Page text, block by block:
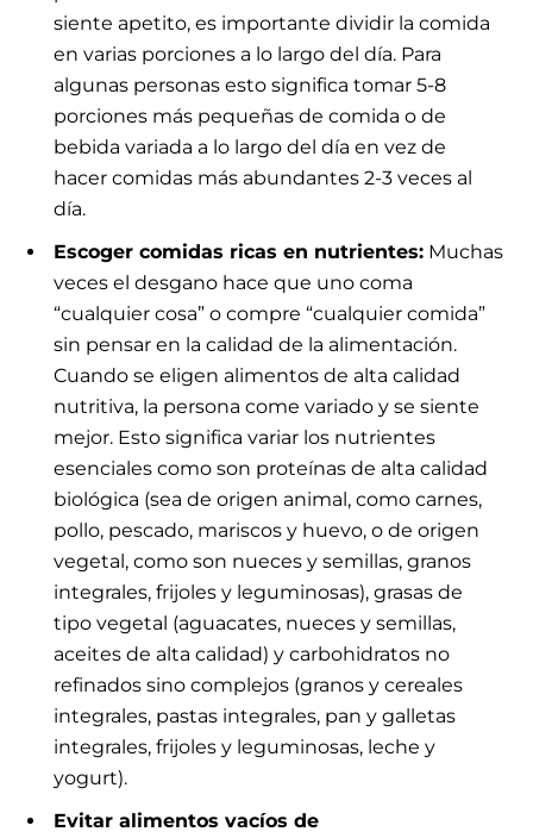
siente apetito, es importante dividir la comida
en varias porciones a lo largo del día. Para
algunas personas esto significa tomar 5-8
porciones más pequeñas de comida o de
bebida variada a lo largo del día en vez de
hacer comidas más abundantes 2-3 veces al
día.
Escoger comidas ricas en nutrientes: Muchas
veces el desgano hace que uno coma
“cualquier cosa” o compre “cualquier comida”
sin pensar en la calidad de la alimentación.
Cuando se eligen alimentos de alta calidad
nutritiva, la persona come variado y se siente
mejor. Esto significa variar los nutrientes
esenciales como son proteínas de alta calidad
biológica (sea de origen animal, como carnes,
pollo, pescado, mariscos y huevo, o de origen
vegetal, como son nueces y semillas, granos
integrales, frijoles y leguminosas), grasas de
tipo vegetal (aguacates, nueces y semillas,
aceites de alta calidad) y carbohidratos no
refinados sino complejos (granos y cereales
integrales, pastas integrales, pan y galletas
integrales, frijoles y leguminosas, leche y
yogurt).
Evitar alimentos vacíos de